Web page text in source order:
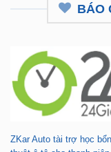
BÁO
ZKar Auto tài trợ học